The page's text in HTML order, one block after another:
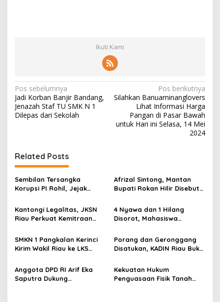
Ikuti Kami
N
a
v
a
s
i
o
Pos sebelumnya
Jadi Korban Banjir Bandang,
Jenazah Staf TU SMK N 1
Dilepas dari Sekolah
Pos berikutnya
Silahkan Banuaminanglovers
Lihat Informasi Harga
Pangan di Pasar Bawah
untuk Hari ini Selasa, 14 Mei
2024
Related Posts
Sembilan Tersangka
Korupsi PI Rohil, Jejak
Masih Didalami
Afrizal Sintong, Mantan
Bupati Rokan Hilir Disebut
Diterima Kejati, GMPR
Desak Usut Dividen Rp331,7
Kantongi Legalitas, JKSN
Riau Perkuat Kemitraan
Ketahanan Bangsa
4 Nyawa dan 1 Hilang
Disorot, Mahasiswa
Pelindo
SMKN 1 Pangkalan Kerinci
Kirim Wakil Riau ke LKS
Porang dan Geronggang
Disatukan, KADIN Riau Buka
Bengkalis
Anggota DPD RI Arif Eka
Saputra Dukung
Kekuatan Hukum
Penguasaan Fisik Tanah